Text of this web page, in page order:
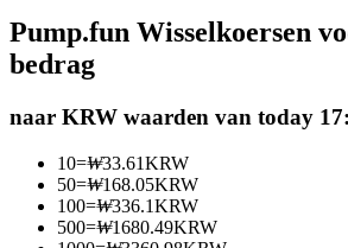
Word een Copy Trader
Pump.fun Wisselkoersen
bedrag
naar KRW waarden van today
10=₩33.61KRW
50=₩168.05KRW
100=₩336.1KRW
500=₩1680.49KRW